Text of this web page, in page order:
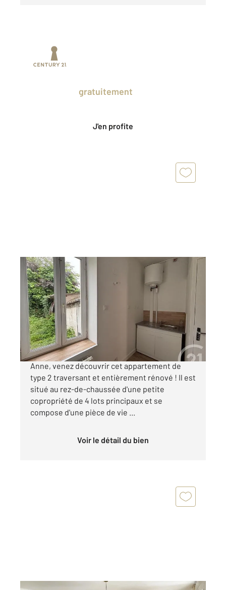
gratuitement
J'en profite
NANTES 44
24,40 m
, 2 pièces
Ref : 1864
Appartement T2 à vendre
102 600 €
NANTES au cœur du quartier Butte Sainte
Anne, venez découvrir cet appartement de
type 2 traversant et entièrement rénové ! Il est
situé au rez-de-chaussée d'une petite
copropriété de 4 lots principaux et se
compose d'une pièce de vie ...
Voir le détail du bien